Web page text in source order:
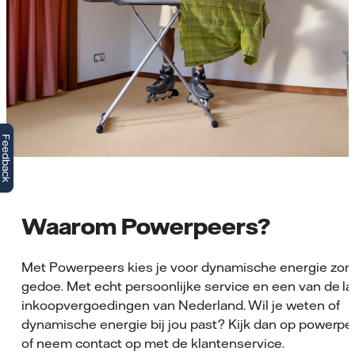
Waarom Powerpeers?
Met Powerpeers kies je voor dynamische energie
gedoe. Met echt persoonlijke service en een van de
inkoopvergoedingen van Nederland. Wil je weten of
dynamische energie bij jou past? Kijk dan op
of neem contact op met de klantenservice.
Feedback